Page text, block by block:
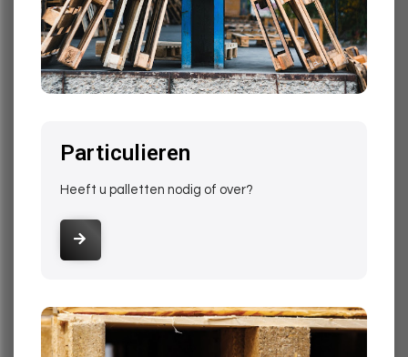
De toekomst van
pallethandel: trends en
voorspellingen
Particulieren
Heeft u palletten nodig of over?